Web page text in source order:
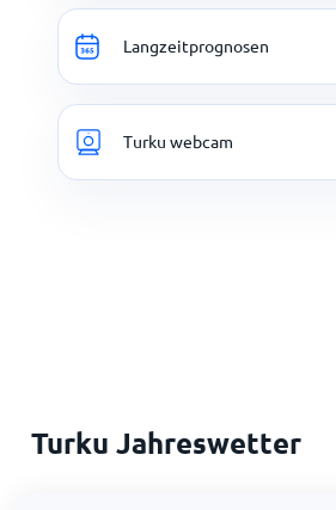
Langzeitprognosen
Turku webcam
Turku Jahreswetter